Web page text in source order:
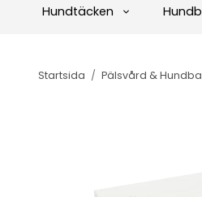
Hundtäcken
Startsida / Pälsvård &